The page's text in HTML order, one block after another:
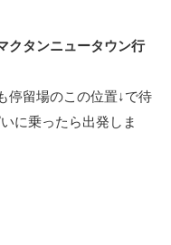
クタンニュータウン行
停留場のこの位置↓で待
に乗ったら出発しま